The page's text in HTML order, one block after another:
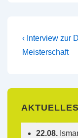
Vorheriger
Beitrag
‹ Interview zur
Meisterschaft
AKTUELLES
22.08.